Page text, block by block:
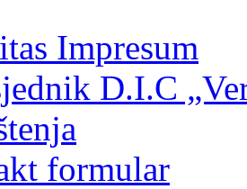
Impresum
D.I.C
formular